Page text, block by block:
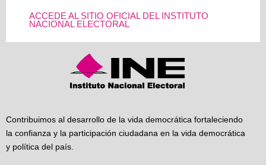
ACCEDE AL SITIO OFICIAL DEL INSTITUTO
NACIONAL ELECTORAL
Contribuimos al desarrollo de la vida democrática fortaleciendo
la confianza y la participación ciudadana en la vida democrática
y política del país.